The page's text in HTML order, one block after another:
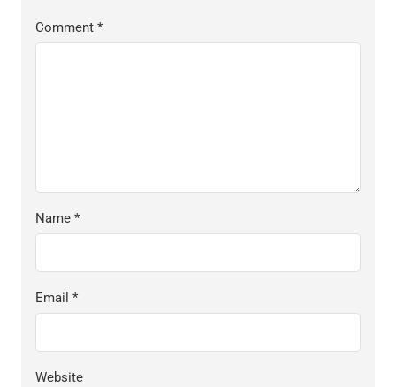
Comment *
Name *
Email *
Website